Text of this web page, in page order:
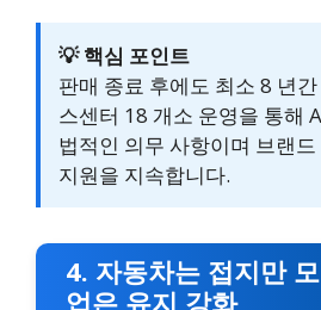
💡 핵심 포인트
판매 종료 후에도 최소 8 년
스센터 18 개소 운영을 통해
법적인 의무 사항이며 브랜
지원을 지속합니다.
4. 자동차는 접지만
업은 유지 강화